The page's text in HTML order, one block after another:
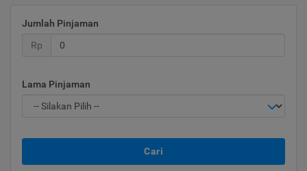
Jumlah Pinjaman
Rp
Lama Pinjaman
Cari